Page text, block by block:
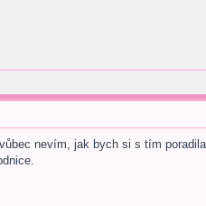
nevím, jak bych si s tím